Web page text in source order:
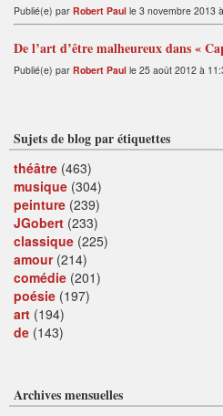
Publié(e) par Robert Paul le 3 novembre 2013
De l’art d’être malheureux dans «
Publié(e) par Robert Paul le 25 août 2012 à
Sujets de blog par étiquettes
théâtre (463)
musique (304)
peinture (239)
JGobert (233)
classique (225)
amour(214)
comédie (201)
poésie (197)
art (194)
de (143)
Archives mensuelles